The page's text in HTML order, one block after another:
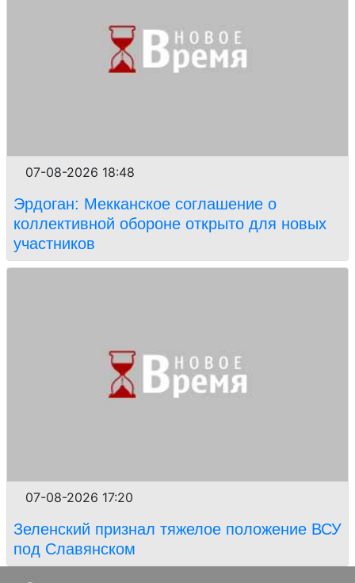
07-08-2026 18:48
Эрдоган: Мекканское соглашение о
коллективной обороне открыто для новых
участников
07-08-2026 17:20
Зеленский признал тяжелое положение ВСУ
под Славянском